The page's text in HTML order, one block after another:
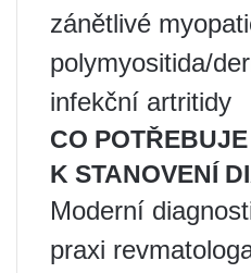
zánětlivé
polymyositida/
infekční artritidy
CO
K STANOVENÍ
Moderní
praxi